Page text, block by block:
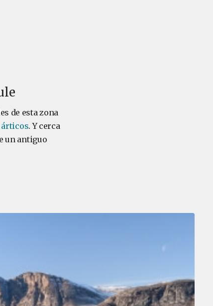
de esta zona
. Y cerca
un antiguo